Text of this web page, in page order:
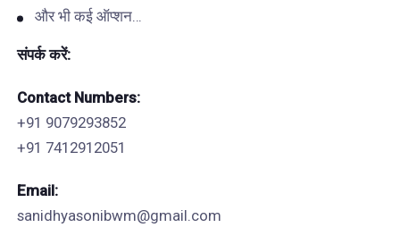
और भी कई ऑप्शन…
संपर्क करें:
Contact Numbers:
+91 9079293852
+91 7412912051
Email:
sanidhyasonibwm@gmail.com